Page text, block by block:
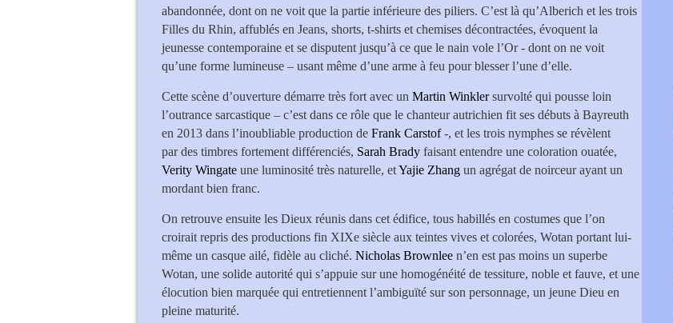
abandonnée, dont on ne voit que la partie inférieure des piliers. C’est là qu’Alberich et les trois
Filles du Rhin, affublés en Jeans, shorts, t-shirts et chemises décontractées, évoquent la
jeunesse contemporaine et se disputent jusqu’à ce que le nain vole l’Or - dont on ne voit
qu’une forme lumineuse – usant même d’une arme à feu pour blesser l’une d’elle.
Cette scène d’ouverture démarre très fort avec un Martin Winklersurvolté qui pousse loin
l’outrance sarcastique – c’est dans ce rôle que le chanteur autrichien fit ses débuts à Bayreuth
en 2013 dans l’inoubliable production de Frank Carstof-, et les trois nymphes se révèlent
par des timbres fortement différenciés, Sarah Brady faisant entendre une coloration ouatée,
Verity Wingate une luminosité très naturelle, etYajie Zhang un agrégat de noirceur ayant un
mordant bien franc.
On retrouve ensuite les Dieux réunis dans cet édifice, tous habillés en costumes que l’on
croirait repris des productions fin XIXe siècle aux teintes vives et colorées, Wotan portant lui-
même un casque ailé, fidèle au cliché. Nicholas Brownlee n’en est pas moins un superbe
Wotan, une solide autorité qui s’appuie sur une homogénéité de tessiture, noble et fauve, et une
élocution bien marquée qui entretiennent l’ambiguïté sur son personnage, un jeune Dieu en
pleine maturité.